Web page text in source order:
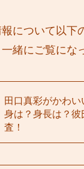
について以下
緒にご覧にな
田口真彩がかわい
身は？身長は？彼
査！